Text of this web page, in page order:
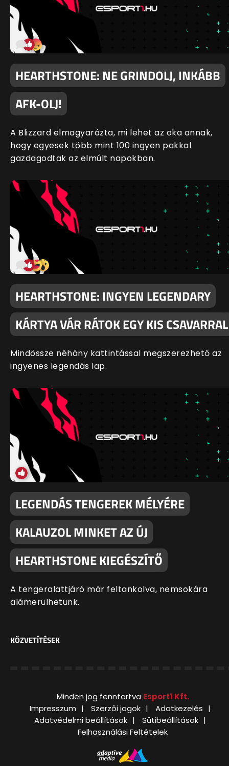
HEARTHSTONE: NE GRINDOLJ, INKÁBB
AFK-OLJ!
A Blizzard elmagyarázta, mi lehet az oka annak,
hogy egyesek több mint 100 ingyen pakkal
gazdagodtak az elmúlt napokban.
HEARTHSTONE: INGYEN LEGENDARY
KÁRTYA VÁR RÁTOK EGY KIS CSAVARRAL
Mindössze néhány kattintással megszerezhető az
ingyenes legendás lap.
LEGENDÁS TENGEREK MÉLYÉRE
KALAUZOL MINKET AZ ÚJ
HEARTHSTONE KIEGÉSZÍTŐ
A tengeralattjáró már feltankolva, nemsokára
alámerülhetünk.
KÖZVETÍTÉSEK
Minden jog fenntartva Esport1 Kft.
Impresszum
Szerzői jogok
Adatkezelés
Adatvédelmi beállítások
Sütibeállítások
Felhasználási Feltételek